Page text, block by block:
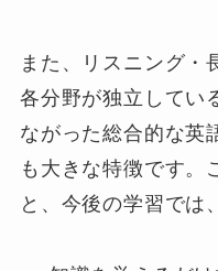
また、リスニング・
各分野が独立してい
ながった総合的な英
も大きな特徴です。
と、今後の学習では、